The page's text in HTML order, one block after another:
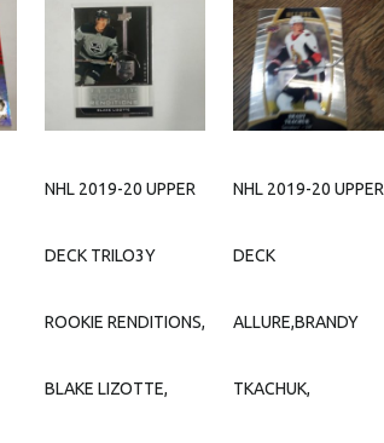
NHL 2019-20 UPPER
DECK TRILO3Y
ROOKIE RENDITIONS,
BLAKE LIZOTTE,
NHL 2019-20 UPPER
DECK
ALLURE,BRANDY
TKACHUK,